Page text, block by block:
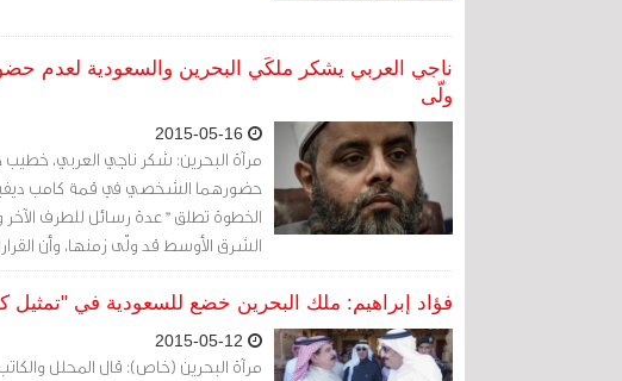
ناجي العربي يشكر ملكَي البحرين والسعودية لعدم
ولّى
مرآة البحرين: شكر ناجي العربي، خطيب
حضورهما الشخصي في قمة كامب
الخطوة تطلق "عدة رسائل للطرف الآخر
الشرق الأوسط قد ولّى زمنها، وأن
في صالحها، وأن موازين القوى في
الدول".
فؤاد إبراهيم: ملك البحرين خضع للسعودية في "تمثيل
مرآة البحرين (خاص): قال المحلل